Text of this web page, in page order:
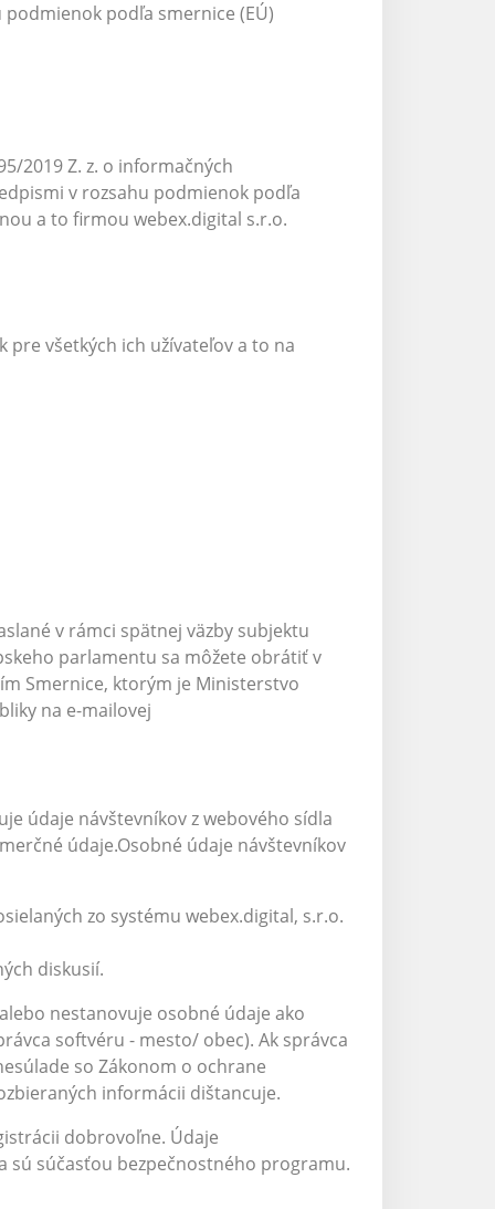
podľa smernice (EÚ)
2019 Z. z. o informačných
v rozsahu podmienok podľa
a to firmou webex.digital s.r.o.
pre všetkých ich užívateľov a to na
v rámci spätnej väzby subjektu
parlamentu sa môžete obrátiť v
Smernice, ktorým je Ministerstvo
na e-mailovej
údaje návštevníkov z webového sídla
údaje.Osobné údaje návštevníkov
zo systému webex.digital, s.r.o.
diskusií.
nestanovuje osobné údaje ako
softvéru - mesto/ obec). Ak správca
so Zákonom o ochrane
informácii dištancuje.
dobrovoľne. Údaje
sú súčasťou bezpečnostného programu.